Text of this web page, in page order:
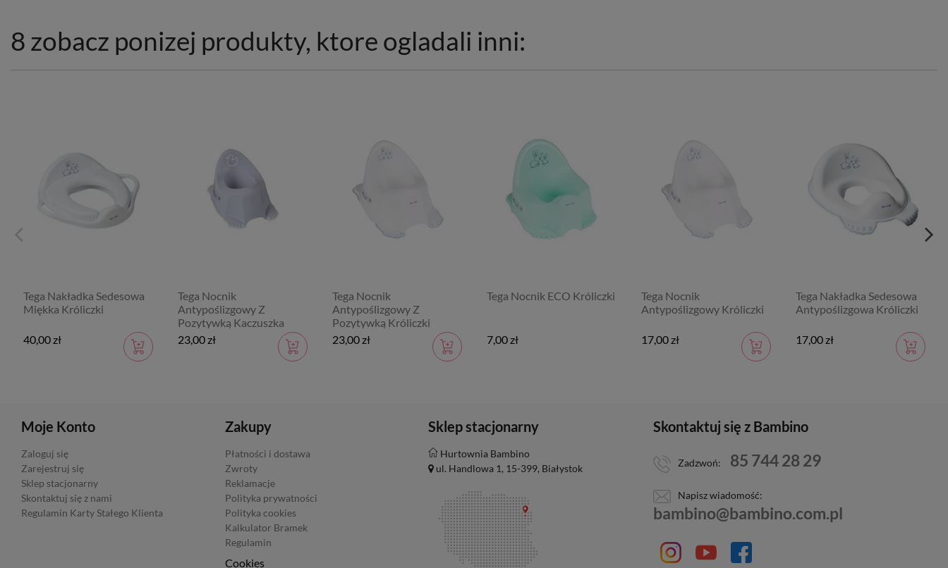
8 zobacz ponizej produkty, ktore ogladali inni:
Tega Nakładka Sedesowa
Miękka Króliczki
40,00 zł
Tega Nocnik
Antypoślizgowy Z
Pozytywką Kaczuszka
23,00 zł
Tega Nocnik
Antypoślizgowy Z
Pozytywką Króliczki
23,00 zł
Tega Nocnik ECO Króliczki
7,00 zł
Tega Nocnik
Antypoślizgowy Króliczki
17,00 zł
Tega Nakładka Sedesowa
Antypoślizgowa Króliczki
17,00 zł
Moje Konto
Zaloguj się
Zarejestruj się
Sklep stacjonarny
Skontaktuj się z nami
Regulamin Karty Stałego Klienta
Zakupy
Płatności i dostawa
Zwroty
Reklamacje
Polityka prywatności
Polityka cookies
Kalkulator Bramek
Regulamin
Cookies
Sklep stacjonarny
Hurtownia Bambino
ul. Handlowa 1, 15-399, Białystok
Skontaktuj się z Bambino
Zadzwoń: 85 744 28 29
Napisz wiadomość:
bambino@bambino.com.pl